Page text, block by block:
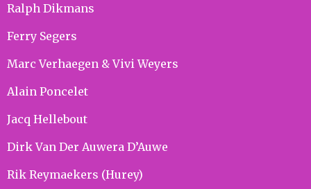
Ralph Dikmans
Ferry Segers
Marc Verhaegen & Vivi Weyers
Alain Poncelet
Jacq Hellebout
Dirk Van Der Auwera D’Auwe
Rik Reymaekers (Hurey)